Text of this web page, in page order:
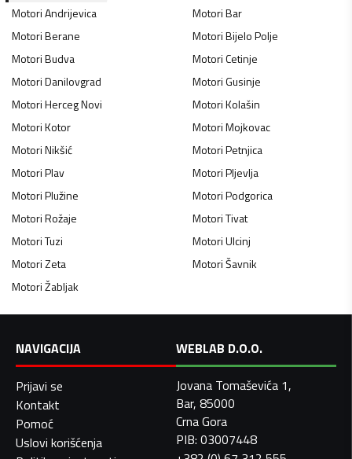
MotoriAndrijevica MotoriBar
MotoriBerane MotoriBijelo Polje
MotoriBudva MotoriCetinje
MotoriDanilovgrad MotoriGusinje
MotoriHerceg Novi MotoriKolašin
MotoriKotor MotoriMojkovac
MotoriNikšić MotoriPetnjica
MotoriPlav MotoriPljevlja
MotoriPlužine MotoriPodgorica
MotoriRožaje MotoriTivat
MotoriTuzi MotoriUlcinj
MotoriZeta MotoriŠavnik
MotoriŽabljak
NAVIGACIJA
Prijavi se
Kontakt
Pomoć
Uslovi korišćenja
WEBLAB D.O.O.
Jovana Tomaševića 1,
Bar, 85000
Crna Gora
PIB: 03007448